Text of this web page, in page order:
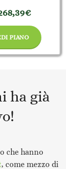
PIANO
ha già
che hanno
, come mezzo di